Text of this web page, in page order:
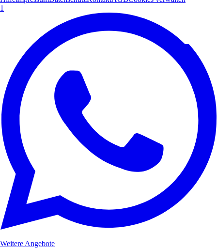
1
Weitere Angebote